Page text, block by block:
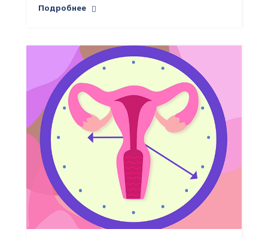
Подробнее